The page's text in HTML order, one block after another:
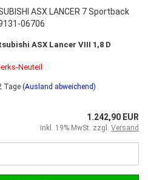
ASX LANCER 7 Sportback
06706
ASX Lancer VIII 1,8 D
Neuteil
Tage (Ausland abweichend)
1.242,90 EUR
inkl. 19% MwSt. zzgl. Versand